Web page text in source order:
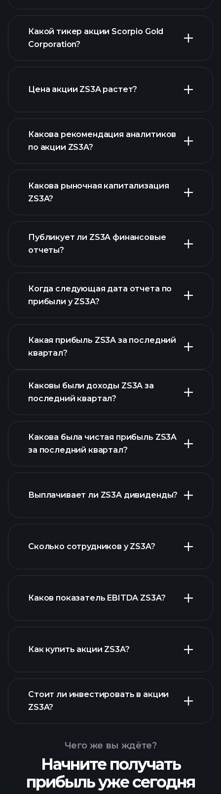
Какой тикер акции Scorpio Gold
Corporation?
Цена акции ZS3A растет?
ZS3A графике
Какова рекомендация аналитиков
по акции ZS3A?
Какова рыночная капитализация
ZS3A?
Публикует ли ZS3A финансовые
отчеты?
финансовые отчеты ZS3A
Когда следующая дата отчета по
прибыли у ZS3A?
Какая прибыль ZS3A за последний
квартал?
прибыли ZS3A
Каковы были доходы ZS3A за
последний квартал?
финансовых отчетах ZS3A
Какова была чистая прибыль ZS3A
за последний квартал?
финансовых отчетах ZS3A
Выплачивает ли ZS3A дивиденды?
акций с высокими
Сколько сотрудников у ZS3A?
крупнейших
Каков показатель EBITDA ZS3A?
Как купить акции ZS3A?
Playtrade
Стоит ли инвестировать в акции
ZS3A?
Чего же вы ждёте?
Начните получать
прибыль уже сегодня